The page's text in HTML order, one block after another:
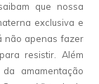
que nossa
exclusiva e
não apenas fazer
resistir. Além
amamentação